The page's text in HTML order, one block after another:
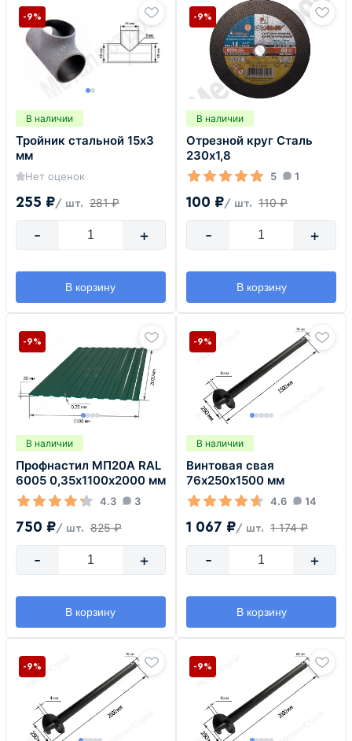
В наличии
Тройник стальной 15х3
мм
Нет оценок
255 ₽/ шт. 281 ₽
-9%
- +
В корзину
В наличии
Отрезной круг Сталь
230х1,8
5 1
100 ₽/ шт. 110 ₽
-9%
- +
В корзину
В наличии
Профнастил МП20А RAL
6005 0,35х1100х2000 мм
4.3 3
750 ₽/ шт. 825 ₽
-9%
- +
В корзину
В наличии
Винтовая свая
76х250х1500 мм
4.6 14
1 067 ₽/ шт. 1 174 ₽
-9%
- +
В корзину
-9% -9%